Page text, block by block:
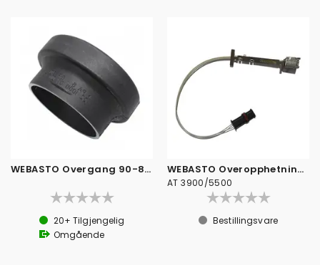
WEBASTO Overgang 90-80 mm 1320925a
20+ Tilgjengelig
Omgående
WEBASTO Overopphetnings Termostat
AT 3900/5500
Bestillingsvare